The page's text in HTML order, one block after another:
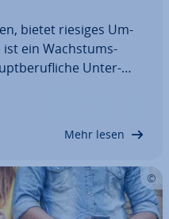
bietet riesiges Um­
ist ein Wachs­tums­
Un­ter­
Fei­er­abend­un­ter­neh­
ins On­line­busi­
Mehr lesen